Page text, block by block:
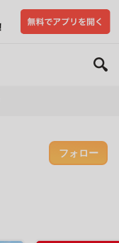
フォロー